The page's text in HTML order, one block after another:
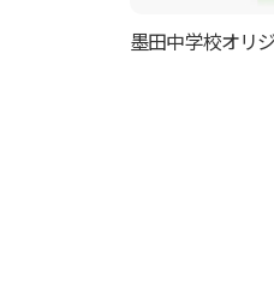
墨田中学校オリ